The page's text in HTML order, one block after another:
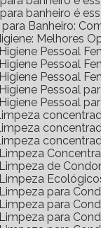
para banheiro é
para Banheiro:
Melhores
Pessoal
Pessoal
Pessoal
Higiene Pessoal
Pessoal
limpeza
limpeza
limpeza
Limpeza
de
para
Limpeza para
para